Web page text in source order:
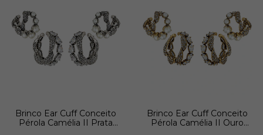
Brinco Ear Cuff Conceito
Pérola Camélia II Prata
Brinco Ear Cuff Conceito
Pérola Camélia II Ouro